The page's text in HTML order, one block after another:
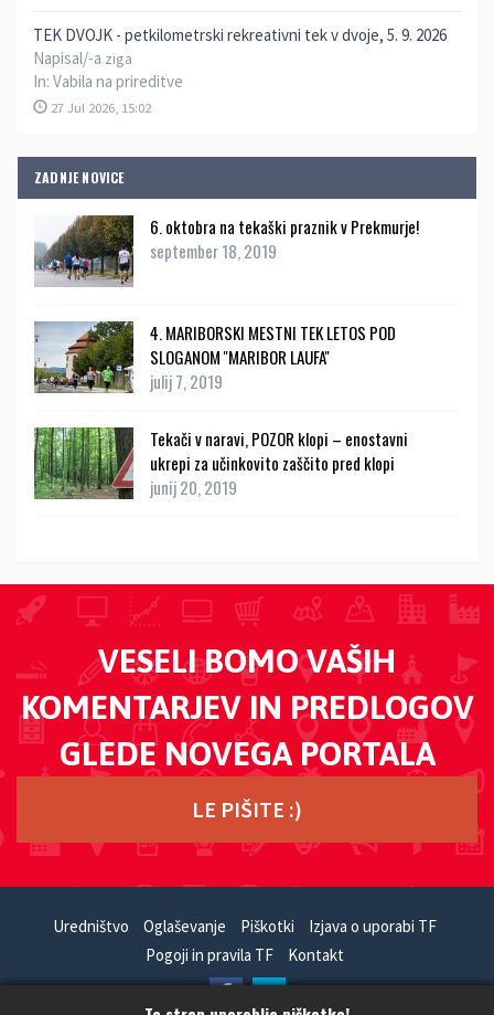
TEK DVOJK - petkilometrski rekreativni tek v dvoje, 5. 9. 2026
Napisal/-a ziga
In: Vabila na prireditve
27 Jul 2026, 15:02
ZADNJE NOVICE
6. oktobra na tekaški praznik v Prekmurje!
september 18, 2019
4. MARIBORSKI MESTNI TEK LETOS POD
SLOGANOM ''MARIBOR LAUFA''
julij 7, 2019
Tekači v naravi, POZOR klopi – enostavni
ukrepi za učinkovito zaščito pred klopi
junij 20, 2019
VESELI BOMO VAŠIH
KOMENTARJEV IN PREDLOGOV
GLEDE NOVEGA PORTALA
LE PIŠITE :)
Uredništvo Oglaševanje Piškotki
Izjava o uporabi TF
Pogoji in pravila TF
Kontakt